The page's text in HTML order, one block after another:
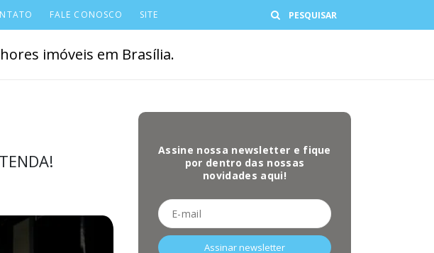
FALE CONOSCO SITE Buscar
imóveis em Brasília.
Assine nossa newsletter e fique
por dentro das nossas
novidades aqui!